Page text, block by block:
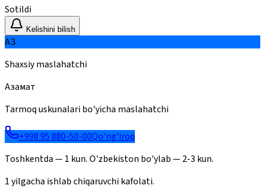
Sotildi
Kelishini bilish
АЗ
Shaxsiy maslahatchi
Азамат
Tarmoq uskunalari bo'yicha maslahatchi
+998 95 880-50-00Qo'ng'iroq
Toshkentda — 1 kun. O'zbekiston bo'ylab — 2-3 kun.
1 yilgacha ishlab chiqaruvchi kafolati.